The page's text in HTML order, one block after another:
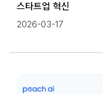
스타트업 혁신
2026-03-17